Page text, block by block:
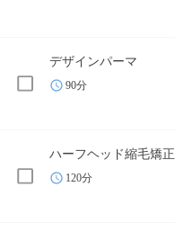
デザインパーマ
90分
ハーフヘッド縮毛矯正
120分